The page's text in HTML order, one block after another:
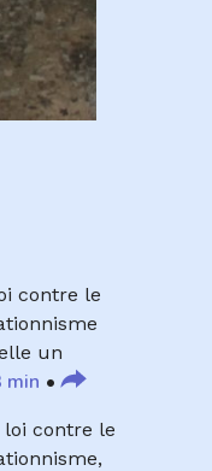
contre le
un
à la
min
loi contre le